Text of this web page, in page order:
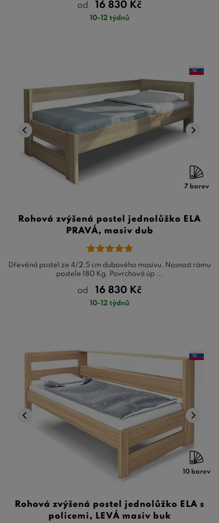
od 16 830 Kč
10-12 týdnů
7 barev
Rohová zvýšená postel jednolůžko ELA
PRAVÁ, masiv dub
Dřevěná postel ze 4/2,5 cm dubového masivu. Nosnost rámu
postele 180 Kg. Povrchová úp ...
od 16 830 Kč
10-12 týdnů
10 barev
Rohová zvýšená postel jednolůžko ELA s
policemi, LEVÁ masiv buk